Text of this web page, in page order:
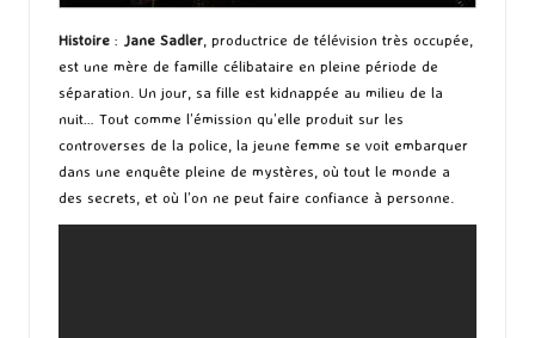
Histoire : Jane Sadler , productrice de télévision très occupée,
est une mère de famille célibataire en pleine période de
séparation. Un jour, sa fille est kidnappée au milieu de la
nuit… Tout comme l’émission qu’elle produit sur les
controverses de la police, la jeune femme se voit embarquer
dans une enquête pleine de mystères, où tout le monde a
des secrets, et où l’on ne peut faire confiance à personne.